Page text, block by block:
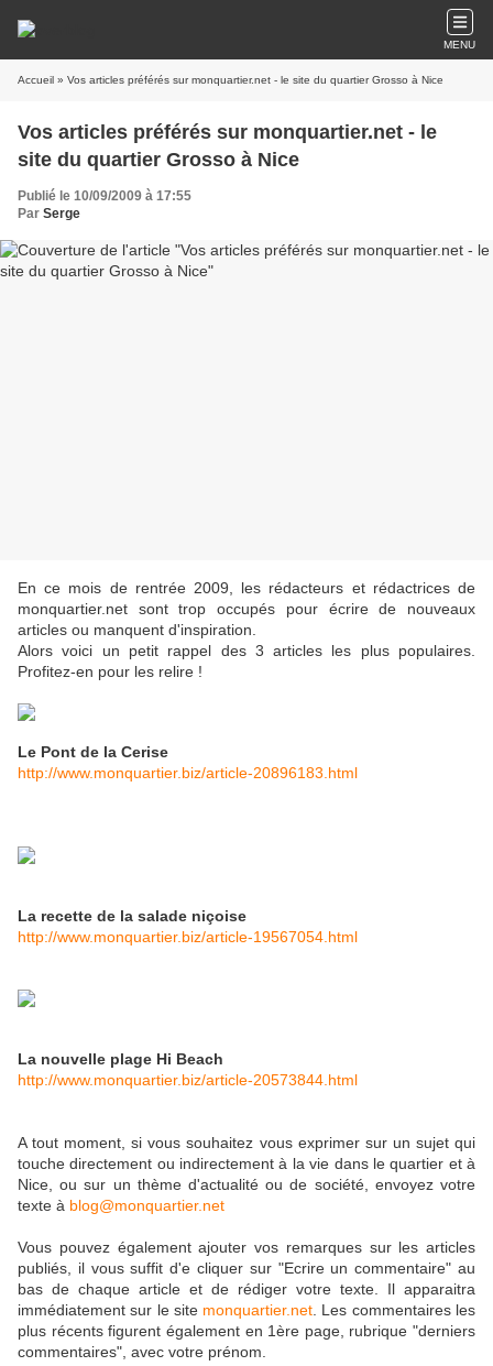
MENU
Accueil » Vos articles préférés sur monquartier.net - le site du quartier Grosso à Nice
Vos articles préférés sur monquartier.net - le
site du quartier Grosso à Nice
Publié le 10/09/2009 à 17:55
Par Serge
En ce mois de rentrée 2009, les rédacteurs et rédactrices de
monquartier.net sont trop occupés pour écrire de nouveaux
articles ou manquent d'inspiration.
Alors voici un petit rappel des 3 articles les plus populaires.
Profitez-en pour les relire !
Le Pont de la Cerise
http://www.monquartier.biz/article-20896183.html
La recette de la salade niçoise
http://www.monquartier.biz/article-19567054.html
La nouvelle plage Hi Beach
http://www.monquartier.biz/article-20573844.html
A tout moment, si vous souhaitez vous exprimer sur un sujet qui
touche directement ou indirectement à la vie dans le quartier et à
Nice, ou sur un thème d'actualité ou de société, envoyez votre
texte à blog@monquartier.net
Vous pouvez également ajouter vos remarques sur les articles
publiés, il vous suffit d'e cliquer sur "Ecrire un commentaire" au
bas de chaque article et de rédiger votre texte. Il apparaitra
immédiatement sur le site monquartier.net . Les commentaires les
plus récents figurent également en 1ère page, rubrique "derniers
commentaires", avec votre prénom.